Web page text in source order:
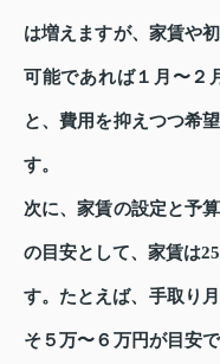
は増えますが、家賃や
可能であれば１月〜２
と、費用を抑えつつ希
す。
次に、家賃の設定と予
の目安として、家賃は
す。たとえば、手取り
そ５万〜６万円が目安